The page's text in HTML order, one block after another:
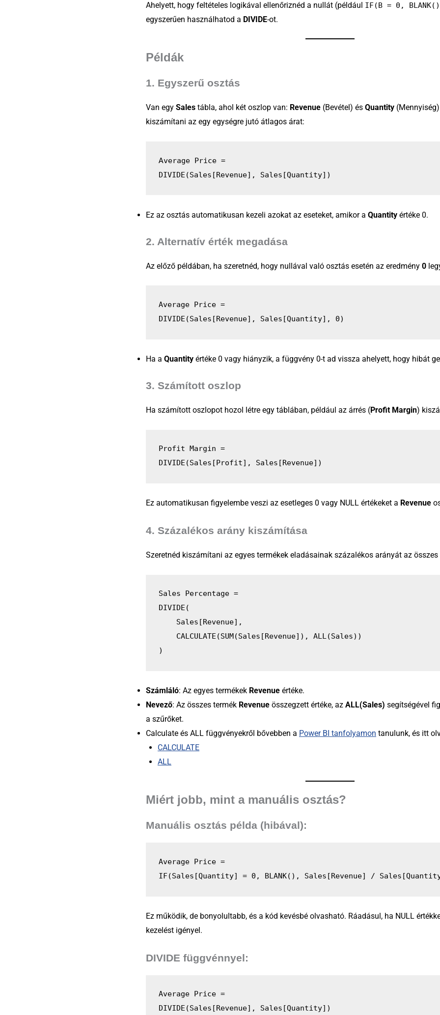
Ahelyett, hogy feltételes logikával ellenőriznéd a nullát (például IF(B = 0,
egyszerűen használhatod a DIVIDE-ot.
Példák
1. Egyszerű osztás
Van egy Sales tábla, ahol két oszlop van: Revenue (Bevétel) és Quantity
kiszámítani az egy egységre jutó átlagos árat:
Average Price =
DIVIDE(Sales[Revenue], Sales[Quantity])
Ez az osztás automatikusan kezeli azokat az eseteket, amikor a Quantity értéke 0.
2. Alternatív érték megadása
Az előző példában, ha szeretnéd, hogy nullával való osztás esetén az eredmény 0
Average Price =
DIVIDE(Sales[Revenue], Sales[Quantity], 0)
Ha a Quantity értéke 0 vagy hiányzik, a függvény 0-t ad vissza ahelyett, hogy hibát
3. Számított oszlop
Ha számított oszlopot hozol létre egy táblában, például az árrés (Profit Margin)
Profit Margin =
DIVIDE(Sales[Profit], Sales[Revenue])
Ez automatikusan figyelembe veszi az esetleges 0 vagy NULL értékeket a Revenue
4. Százalékos arány kiszámítása
Szeretnéd kiszámítani az egyes termékek eladásainak százalékos arányát az
Sales Percentage =
DIVIDE(
    Sales[Revenue],
    CALCULATE(SUM(Sales[Revenue]), ALL(Sales))
)
Számláló: Az egyes termékek Revenue értéke.
Nevező: Az összes termék Revenue összegzett értéke, az ALL(Sales) segítségével
a szűrőket.
Calculate és ALL függvényekről bővebben a Power BI tanfolyamon tanulunk, és itt
CALCULATE
ALL
Miért jobb, mint a manuális osztás?
Manuális osztás példa (hibával):
Average Price =
IF(Sales[Quantity] = 0, BLANK(), Sales[Revenue] /
Ez működik, de bonyolultabb, és a kód kevésbé olvasható. Ráadásul, ha NULL
kezelést igényel.
DIVIDE függvénnyel:
Average Price =
DIVIDE(Sales[Revenue], Sales[Quantity])